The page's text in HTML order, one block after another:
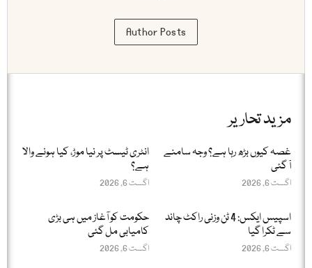
Author Posts
مزید تحاریر
غصہ کیوں بڑھ رہا ہے؟ وجہ سامنے
آ گئی
اگست 6, 2026
انٹری ٹیسٹ پر نیا موڑ، کیا ہونے والا
ہے؟
اگست 6, 2026
اسپیس ایکس: 4 ٹن وزنی راکٹ چاند
سے ٹکرا گیا
اگست 6, 2026
حکومت کو آغاز میں ہی بڑی
کامیابی مل گئی
اگست 6, 2026